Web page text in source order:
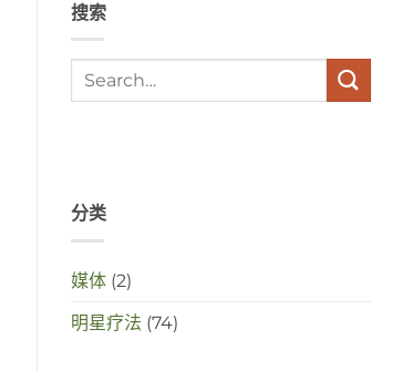
in
deze
搜索
分类
媒体(2)
明星疗法 (74)